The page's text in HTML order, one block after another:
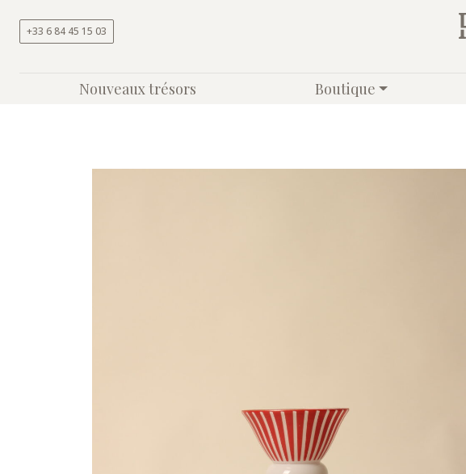
+33 6 84 45 15 03
Nouveaux trésors Boutique